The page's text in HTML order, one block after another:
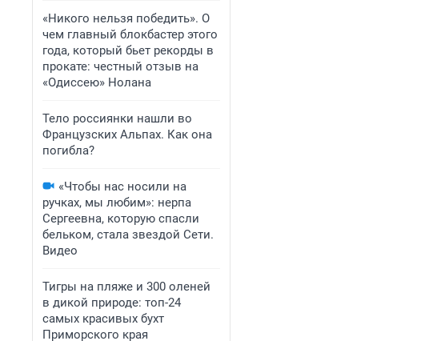
«Никого нельзя победить». О
чем главный блокбастер этого
года, который бьет рекорды в
прокате: честный отзыв на
«Одиссею» Нолана
Тело россиянки нашли во
Французских Альпах. Как она
погибла?
«Чтобы нас носили на
ручках, мы любим»: нерпа
Сергеевна, которую спасли
бельком, стала звездой Сети.
Видео
Тигры на пляже и 300 оленей
в дикой природе: топ-24
самых красивых бухт
Приморского края